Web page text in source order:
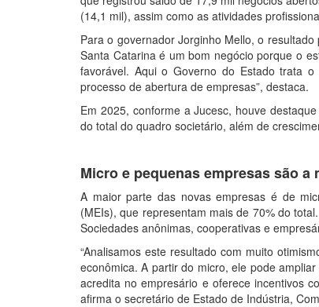
(14,1 mil), assim como as atividades
Para o governador Jorginho Mello, o
Santa Catarina é um bom negócio porque o
favorável. Aqui o Governo do Estado trata
processo de abertura de empresas”, destaca.
Em 2025, conforme a Jucesc, houve
do total do quadro societário, além de
Micro e pequenas empresas são
A maior parte das novas empresas é de
(MEIs), que representam mais de 70% do
Sociedades anônimas, cooperativas e
“Analisamos este resultado com muito
econômica. A partir do micro, ele pode
acredita no empresário e oferece incentivos
afirma o secretário de Estado de Indústria,